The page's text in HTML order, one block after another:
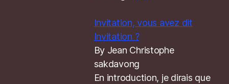
Invitation, vous avez dit
Invitation ?
By Jean Christophe
sakdavong
En introduction, je dirais que